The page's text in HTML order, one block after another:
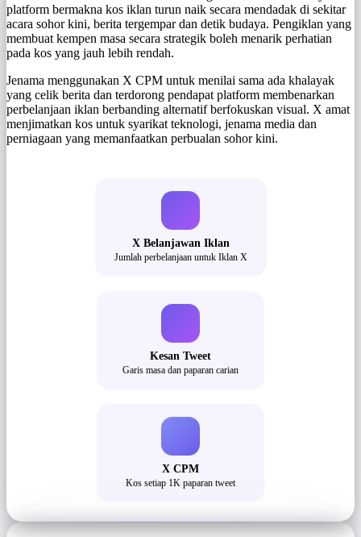
platform bermakna kos iklan turun naik secara mendadak di sekitar
acara sohor kini, berita tergempar dan detik budaya. Pengiklan yang
membuat kempen masa secara strategik boleh menarik perhatian
pada kos yang jauh lebih rendah.
Jenama menggunakan X CPM untuk menilai sama ada khalayak
yang celik berita dan terdorong pendapat platform membenarkan
perbelanjaan iklan berbanding alternatif berfokuskan visual. X amat
menjimatkan kos untuk syarikat teknologi, jenama media dan
perniagaan yang memanfaatkan perbualan sohor kini.
X Belanjawan Iklan
Jumlah perbelanjaan untuk Iklan X
Kesan Tweet
Garis masa dan paparan carian
X CPM
Kos setiap 1K paparan tweet